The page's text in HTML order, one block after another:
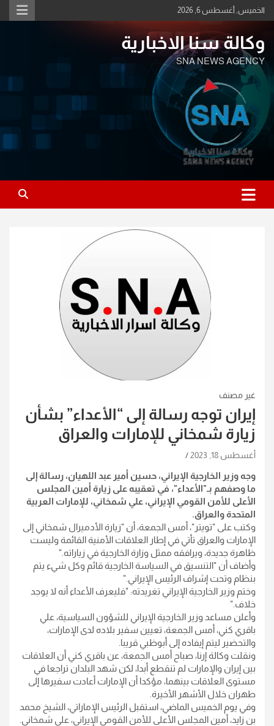
Skip
to
الخميس, أغسطس 6, 2026
وكالة سنا الاخبارية
SNA NEWS AGENCY
غير مصنف
إيران توجه رسالة إلى “الأعداء” بشأن
زيارة شمخاني للإمارات والعراق
أغسطس 18, 2023
وجه وزير الخارجية الإيراني، حسين أمير عبد اللهيان، رسالة إلى
ما وصفهم بـ"الأعداء"، في تعقيبه على زيارة أمين المجلس
الأعلى للأمن القومي الإيراني، علي شمخاني، ‏للإمارات العربية
المتحدة والعراق.‏
وكتب على "تويتر"، أمس الجمعة، أن "زيارة الأدميرال شمخاني إلى
الإمارات والعراق تأتي في إطار العلاقات الأمنية القائمة وليست
ظاهرة جديدة، ويرافقه ممثل وزارة الخارجية في زياراته ".
وأضاف أن "التنسيق في السياسة الخارجية قائم وكل شيء يتم
بنظام وتحت إشراف الرئيس الإيراني ".
وختم وزير الخارجية الإيراني تغريدته: "فليعرف الأعداء أنه لا يوجد
خلاف ".
وأعلن مساعد وزير الخارجية الإيراني للشؤون السياسية، علي
باقري كني، أمس الجمعة، تعيين سفير بلاده لدى الإمارات،
والتحضير ليتم إيفاده إلى أبوظبي قريبا
ونقلت وكالة إرنا، صباح أمس الجمعة، عن باقري كني أن العلاقات
بين إيران والإمارات لم تنقطع أبدا، لكن شهد البلدان تراجعا في
مستوى العلاقات بينهما، مؤكدا أن الإمارات أعادت سفيرها إلى
طهران خلال الأشهر الأخيرة
وفي يوم الخميس الماضي، استقبل الرئيس الإماراتي، الشيخ محمد
بن زايد، أمين المجلس الأعلى للأمن القومي الإيراني، علي شمخاني